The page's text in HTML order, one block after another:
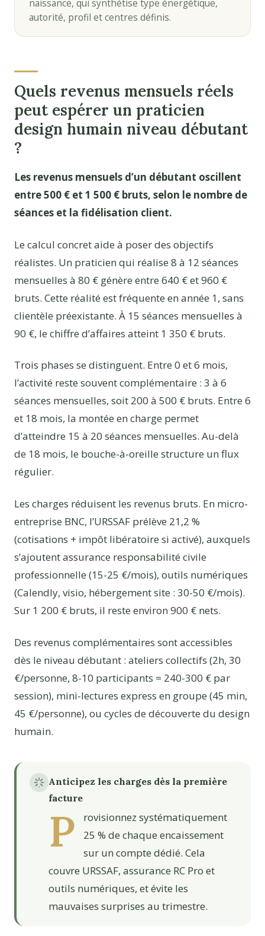
naissance, qui synthétise type énergétique,
autorité, profil et centres définis.
Quels revenus mensuels réels
peut espérer un praticien
design humain niveau débutant
?
Les revenus mensuels d’un débutant oscillent
entre 500 € et 1 500 € bruts, selon le nombre de
séances et la fidélisation client.
Le calcul concret aide à poser des objectifs
réalistes. Un praticien qui réalise 8 à 12 séances
mensuelles à 80 € génère entre 640 € et 960 €
bruts. Cette réalité est fréquente en année 1, sans
clientèle préexistante. À 15 séances mensuelles à
90 €, le chiffre d’affaires atteint 1 350 € bruts.
Trois phases se distinguent. Entre 0 et 6 mois,
l’activité reste souvent complémentaire : 3 à 6
séances mensuelles, soit 200 à 500 € bruts. Entre 6
et 18 mois, la montée en charge permet
d’atteindre 15 à 20 séances mensuelles. Au-delà
de 18 mois, le bouche-à-oreille structure un flux
régulier.
Les charges réduisent les revenus bruts. En micro-
entreprise BNC, l’URSSAF prélève 21,2 %
(cotisations + impôt libératoire si activé), auxquels
s’ajoutent assurance responsabilité civile
professionnelle (15-25 €/mois), outils numériques
(Calendly, visio, hébergement site : 30-50 €/mois).
Sur 1 200 € bruts, il reste environ 900 € nets.
Des revenus complémentaires sont accessibles
dès le niveau débutant : ateliers collectifs (2h, 30
€/personne, 8-10 participants = 240-300 € par
session), mini-lectures express en groupe (45 min,
45 €/personne), ou cycles de découverte du design
humain.
Anticipez les charges dès la première
facture
P
rovisionnez systématiquement
25 % de chaque encaissement
sur un compte dédié. Cela
couvre URSSAF, assurance RC Pro et
outils numériques, et évite les
mauvaises surprises au trimestre.